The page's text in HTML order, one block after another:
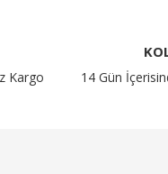
Kargo 14 Gün